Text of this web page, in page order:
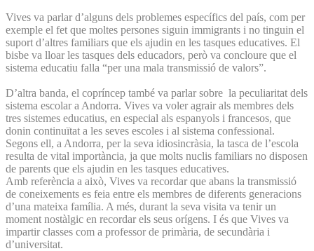
Vives va parlar d’alguns dels problemes específics del país, com per
exemple el fet que moltes persones siguin immigrants i no tinguin el
suport d’altres familiars que els ajudin en les tasques educatives. El
bisbe va lloar les tasques dels educadors, però va concloure que el
sistema educatiu falla “per una mala transmissió de valors”.
D’altra banda, el copríncep també va parlar sobre la peculiaritat dels
sistema escolar a Andorra. Vives va voler agrair als membres dels
tres sistemes educatius, en especial als espanyols i francesos, que
donin continuïtat a les seves escoles i al sistema confessional.
Segons ell, a Andorra, per la seva idiosincràsia, la tasca de l’escola
resulta de vital importància, ja que molts nuclis familiars no disposen
de parents que els ajudin en les tasques educatives.
Amb referència a això, Vives va recordar que abans la transmissió
de coneixements es feia entre els membres de diferents generacions
d’una mateixa família. A més, durant la seva visita va tenir un
moment nostàlgic en recordar els seus orígens. I és que Vives va
impartir classes com a professor de primària, de secundària i
d’universitat.